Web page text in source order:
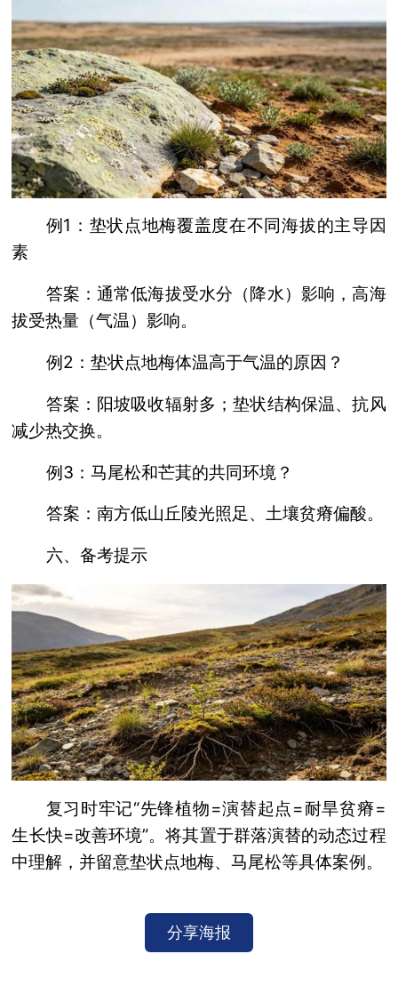
例1：垫状点地梅覆盖度在不同海拔的主导因
素
答案：通常低海拔受水分（降水）影响，高海
拔受热量（气温）影响。
例2：垫状点地梅体温高于气温的原因？
答案：阳坡吸收辐射多；垫状结构保温、抗风
减少热交换。
例3：马尾松和芒萁的共同环境？
答案：南方低山丘陵光照足、土壤贫瘠偏酸。
六、备考提示
复习时牢记“先锋植物=演替起点=耐旱贫瘠=
生长快=改善环境”。将其置于群落演替的动态过程
中理解，并留意垫状点地梅、马尾松等具体案例。
分享海报